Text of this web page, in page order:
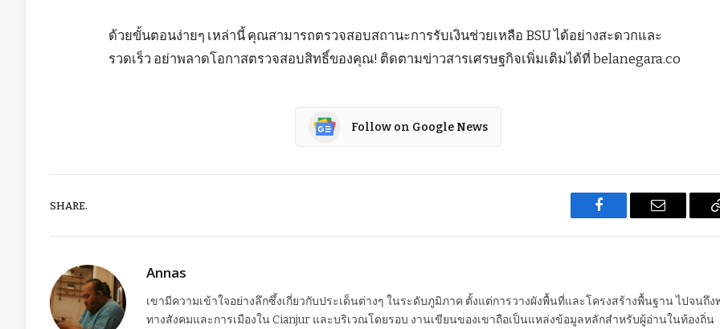
ด้วยขั้นตอนง่ายๆ เหล่านี้ คุณสามารถตรวจสอบสถานะการรับเงินช่วยเหลือ BSU ได้อย่างสะดวกและ
รวดเร็ว อย่าพลาดโอกาสตรวจสอบสิทธิ์ของคุณ! ติดตามข่าวสารเศรษฐกิจเพิ่มเติมได้ที่ belanegara.co
Follow on Google News
SHARE.
Facebook Email
Annas
เขามีความเข้าใจอย่างลึกซึ้งเกี่ยวกับประเด็นต่างๆ ในระดับภูมิภาค ตั้งแต่การวางผังพื้นที่และโครงสร้างพื้นฐาน ไปจนถึง
ทางสังคมและการเมืองใน Cianjur และบริเวณโดยรอบ งานเขียนของเขาถือเป็นแหล่งข้อมูลหลักสำหรับผู้อ่านในท้องถิ่น